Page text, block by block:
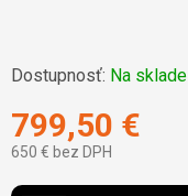
Dostupnosť: Na sklade
799,50 €
650 € bez DPH
Jednotková cena: